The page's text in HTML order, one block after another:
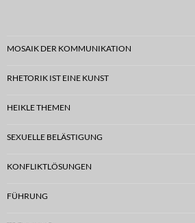
MOSAIK DER KOMMUNIKATION
RHETORIK IST EINE KUNST
HEIKLE THEMEN
SEXUELLE BELÄSTIGUNG
KONFLIKTLÖSUNGEN
FÜHRUNG